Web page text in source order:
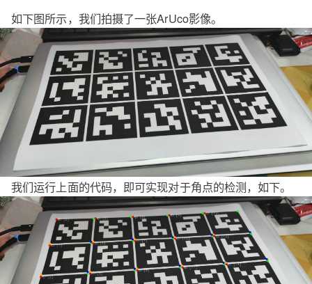
如下图所示，我们拍摄了一张ArUco影像。
我们运行上面的代码，即可实现对于角点的检测，如下。